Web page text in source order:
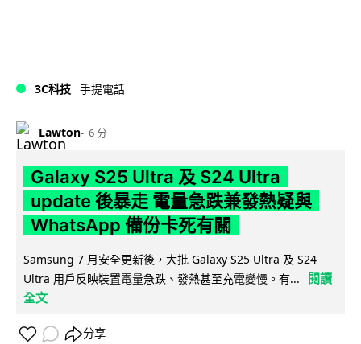
3C科技 手提電話
Lawton 6 分
Galaxy S25 Ultra 及 S24 Ultra
update 後暴走 電量急跌兼發熱疑與
WhatsApp 備份卡死有關
Samsung 7 月安全更新後，大批 Galaxy S25 Ultra 及 S24
Ultra 用戶反映裝置電量急跌、發熱甚至充電變慢。有...
閱讀
全文
分享